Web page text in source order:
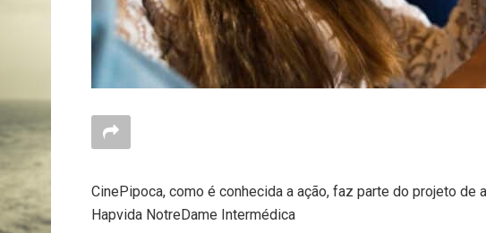
CinePipoca, como é conhecida a ação, faz parte do projeto de
Hapvida NotreDame Intermédica